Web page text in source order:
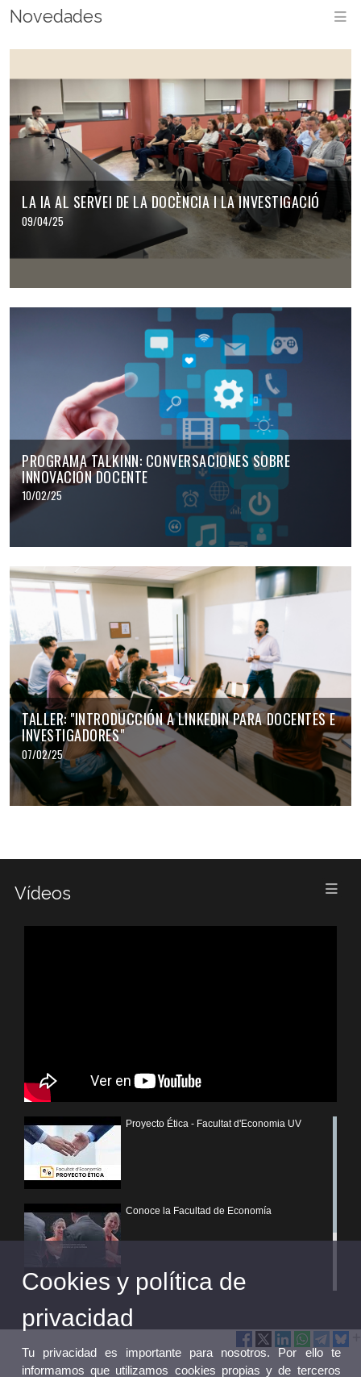
Novedades
LA IA AL SERVEI DE LA DOCÈNCIA I LA INVESTIGACIÓ
09/04/25
PROGRAMA TALKINN: CONVERSACIONES SOBRE
INNOVACIÓN DOCENTE
10/02/25
TALLER: "INTRODUCCIÓN A LINKEDIN PARA DOCENTES E
INVESTIGADORES"
07/02/25
Vídeos
Proyecto Ética - Facultat d'Economia UV
Conoce la Facultad de Economía
Premis Extraordinaris de Grau i Màsters -
Curs 2021-2022
Cookies y política de
privacidad
Tu privacidad es importante para nosotros. Por ello te
informamos que utilizamos cookies propias y de terceros